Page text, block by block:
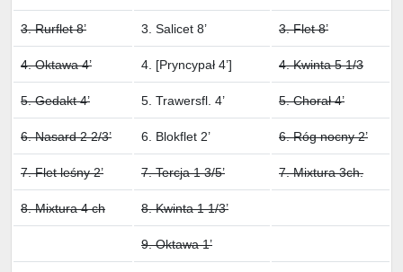
3. Rurflet 8’ 3. Salicet 8’ 3. Flet 8’
4. Oktawa 4’ 4. [Pryncypał 4’] 4. Kwinta 5 1/3
5. Gedakt 4’ 5. Trawersfl. 4’ 5. Chorał 4’
6. Nasard 2 2/3’ 6. Blokflet 2’ 6. Róg nocny 2’
7. Flet leśny 2’ 7. Tercja 1 3/5’ 7. Mixtura 3ch.
8. Mixtura 4 ch 8. Kwinta 1 1/3’
9. Oktawa 1’